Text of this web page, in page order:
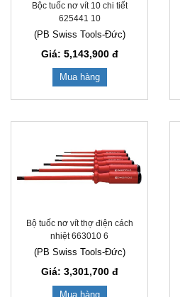
Bộc tuốc nơ vít 10 chi tiết
625441 10
(PB Swiss Tools-Đức)
Giá: 5,143,900đ
Mua hàng
Bộ tuốc nơ vít thợ điện cách
nhiệt 663010 6
(PB Swiss Tools-Đức)
Giá: 3,301,700đ
Mua hàng